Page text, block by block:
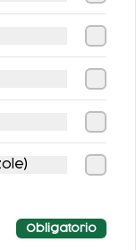
BISTEC Y
Obligatorio